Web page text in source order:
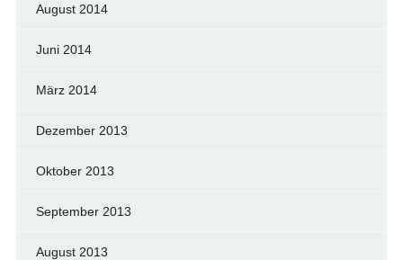
August 2014
Juni 2014
März 2014
Dezember 2013
Oktober 2013
September 2013
August 2013